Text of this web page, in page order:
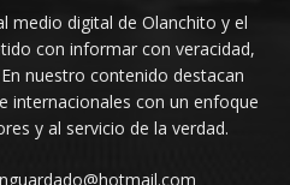
medio digital de Olanchito y el
con informar con veracidad,
nuestro contenido destacan
internacionales con un enfoque
y al servicio de la verdad.